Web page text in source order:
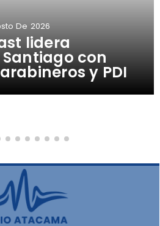
lidera
con
y PDI
De 2026